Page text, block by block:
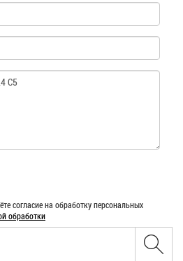
согласие на обработку персональных
обработки